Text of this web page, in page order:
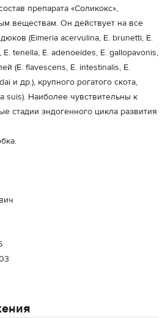
препарата «Соликокс»,
веществам. Он действует на все
(Eimeria acervulina, Е. brunetti, Е.
Е. tenella, E. adenoeides, Е. gallopavonis,
(Е. flavescens, Е. intestinalis, Е.
и др.), крупного рогатого скота,
suis). Наиболее чувствительны к
стадии эндогенного цикла развития